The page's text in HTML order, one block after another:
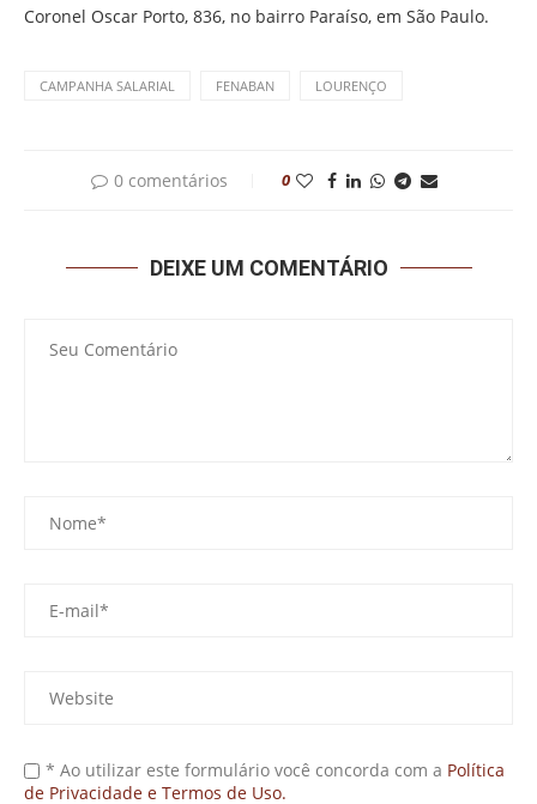
Coronel Oscar Porto, 836, no bairro Paraíso, em São Paulo.
CAMPANHA SALARIAL FENABAN LOURENÇO
0 comentários 0
DEIXE UM COMENTÁRIO
* Ao utilizar este formulário você concorda com a Política
de Privacidade e Termos de Uso.